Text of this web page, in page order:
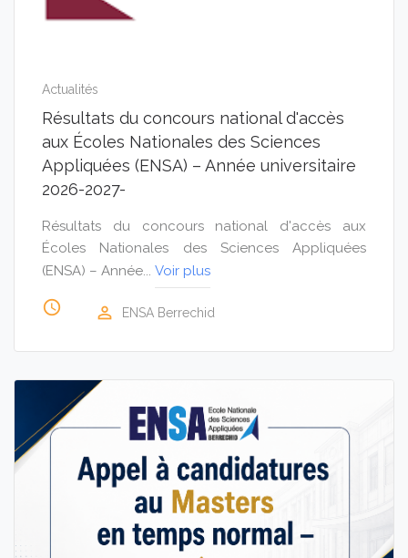
Actualités
Résultats du concours national d'accès
aux Écoles Nationales des Sciences
Appliquées (ENSA) – Année universitaire
2026-2027-
Résultats du concours national d'accès aux
Écoles Nationales des Sciences Appliquées
(ENSA) – Année... Voir plus
access_time perm_identity ENSA Berrechid